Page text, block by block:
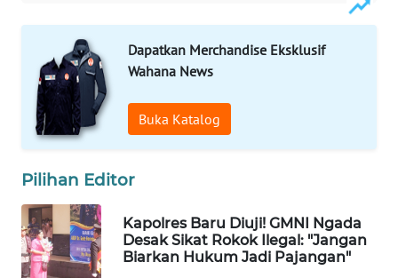
Dapatkan Merchandise Eksklusif
Wahana News
Buka Katalog
Pilihan Editor
Kapolres Baru Diuji! GMNI Ngada
Desak Sikat Rokok Ilegal: "Jangan
Biarkan Hukum Jadi Pajangan"
WISATA
LAPAK
WAHANA
Wahana
KONSUMEN
LISTRIK
MASYARAKAT